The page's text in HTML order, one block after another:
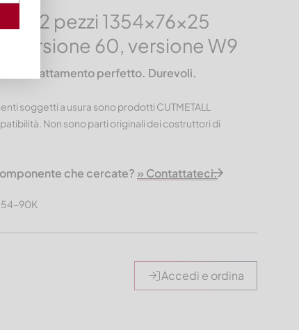
in 2 pezzi 1354x76x25
versione 60, versione W9
– Un adattamento perfetto. Durevoli.
soggetti a usura sono prodotti CUTMETALL
Non sono parti originali dei costruttori di
che cercate? » Contattateci.
90K
Accedi e ordina